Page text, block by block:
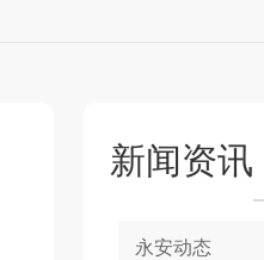
新闻资讯
永安动态